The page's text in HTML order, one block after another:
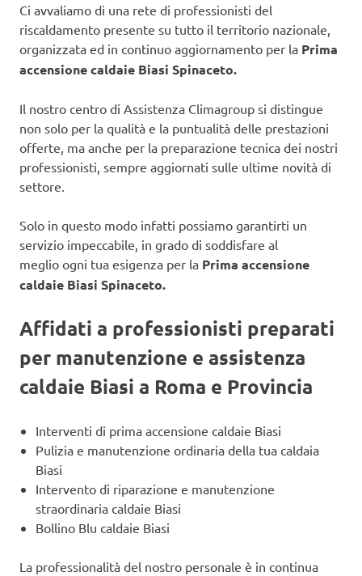
Ci avvaliamo di una rete di professionisti del
riscaldamento presente su tutto il territorio nazionale,
organizzata ed in continuo aggiornamento per la Prima
accensione caldaie Biasi Spinaceto.
Il nostro centro di Assistenza Climagroup si distingue
non solo per la qualità e la puntualità delle prestazioni
offerte, ma anche per la preparazione tecnica dei nostri
professionisti, sempre aggiornati sulle ultime novità di
settore.
Solo in questo modo infatti possiamo garantirti un
servizio impeccabile, in grado di soddisfare al
meglio ogni tua esigenza per la Prima accensione
caldaie Biasi Spinaceto.
Affidati a professionisti preparati
per manutenzione e assistenza
caldaie Biasi a Roma e Provincia
Interventi di prima accensione caldaie Biasi
Pulizia e manutenzione ordinaria della tua caldaia
Biasi
Intervento di riparazione e manutenzione
straordinaria caldaie Biasi
Bollino Blu caldaie Biasi
La professionalità del nostro personale è in continua